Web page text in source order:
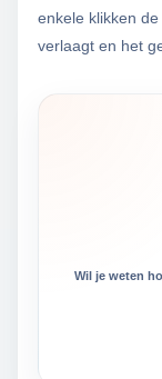
enkele klikken
verlaagt en het
Wil je weten